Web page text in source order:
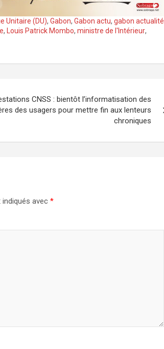
Unitaire (DU), Gabon, Gabon actu, gabon actualité
, Louis Patrick Mombo, ministre de l'Intérieur,
CNSS : bientôt l’informatisation des
des usagers pour mettre fin aux lenteurs
chroniques
avec *